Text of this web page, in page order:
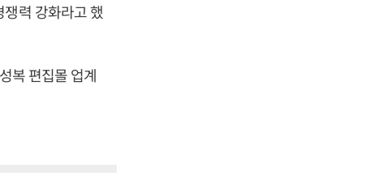
력 강화라고 했
복 편집몰 업계